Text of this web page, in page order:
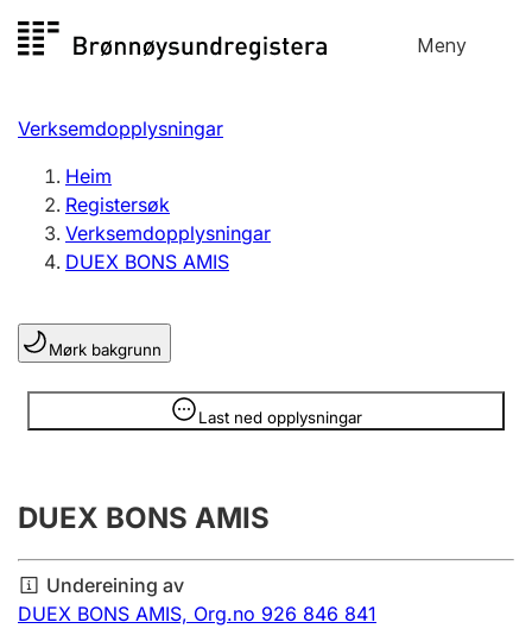
til
Meny
Registersøk
Aksjeselskap
Enkeltpersonføretak
Registrere, endre, slette
Lag og foreining
Registrere, endre, slette
Årsrekneskap
Innsending og forseinkingsgebyr
Verksemdopplysningar
Heim
Registersøk
Verksemdopplysningar
DUEX BONS AMIS
Mørk bakgrunn
Last ned opplysningar
Opplysninger er skjult
DUEX BONS AMIS
Undereining av
DUEX BONS AMIS, Org.no 926 846 841